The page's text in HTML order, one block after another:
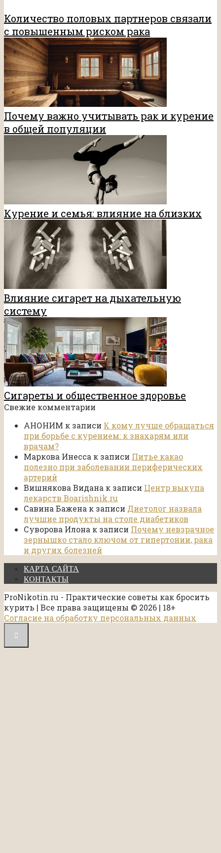
Количество половых партнеров связали
с повышенным риском рака
Почему важно учитывать рак и курение
в общей популяции
Курение и семья: влияние на близких
Влияние сигарет на дыхательную
систему
Сигареты и общественное здоровье
Свежие комментарии
АНОНИМ к записи К кому лучше обращаться
при борьбе с курением: к знахарям или
врачам?
Маркова Инесса к записи Питье какао
полезно при заболевании периферических
артерий
Вишнякова Видана к записи Центр выкупа
лекарств Boarishnik.ru
Савина Бажена к записи Диетолог назвала
лучшие продукты на столе диабетиков
Суворова Илона к записи Почему невзрачное
зернышко стало ключом от гипертонии, рака
и других болезней
КАРТА САЙТА
КОНТАКТЫ
ProNikotin.ru - Практические советы как бросить
курить | Все права защищены © 2026 | 18+
Согласие на обработку персональных данных